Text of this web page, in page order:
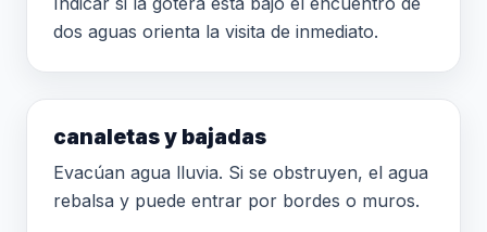
dos aguas orienta la visita de inmediato.
canaletas y bajadas
Evacúan agua lluvia. Si se obstruyen, el agua
rebalsa y puede entrar por bordes o muros.